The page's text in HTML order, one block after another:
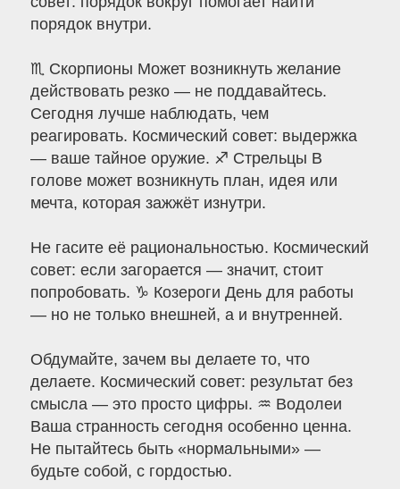
порядок внутри.
♏ Скорпионы Может возникнуть желание
действовать резко — не поддавайтесь.
Сегодня лучше наблюдать, чем
реагировать. Космический совет: выдержка
— ваше тайное оружие. ♐ Стрельцы В
голове может возникнуть план, идея или
мечта, которая зажжёт изнутри.
Не гасите её рациональностью. Космический
совет: если загорается — значит, стоит
попробовать. ♑ Козероги День для работы
— но не только внешней, а и внутренней.
Обдумайте, зачем вы делаете то, что
делаете. Космический совет: результат без
смысла — это просто цифры. ♒ Водолеи
Ваша странность сегодня особенно ценна.
Не пытайтесь быть «нормальными» —
будьте собой, с гордостью.